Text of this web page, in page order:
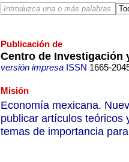
Publicación de
Centro de Investigación
versión impresaISSN 1665-
Misión
Economía mexicana.
publicar artículos teóricos
temas de importancia